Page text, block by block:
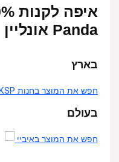
Panda אונליין
בארץ
חפש את המוצר בחנות KSP
בעולם
חפש את המוצר באיביי